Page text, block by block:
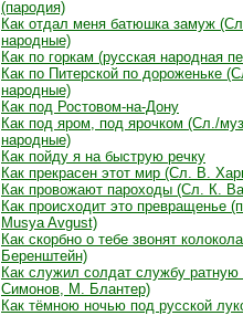
(пародия)
Как отдал меня батюшка замуж
народные)
Как по горкам (русская народная
Как по Питерской по дороженьке
народные)
Как под Ростовом-на-Дону
Как под яром, под ярочком (Сл./
народные)
Как пойду я на быструю речку
Как прекрасен этот мир (Сл. В.
Как провожают пароходы (Сл. К.
Как происходит это превращенье
Musya Avgust)
Как скорбно о тебе звонят
Беренштейн)
Как служил солдат службу ратную
Симонов, М. Блантер)
Как тёмною ночью под русской